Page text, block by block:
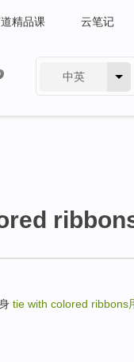
精品课 云笔记
中英
tie with colored ribbons